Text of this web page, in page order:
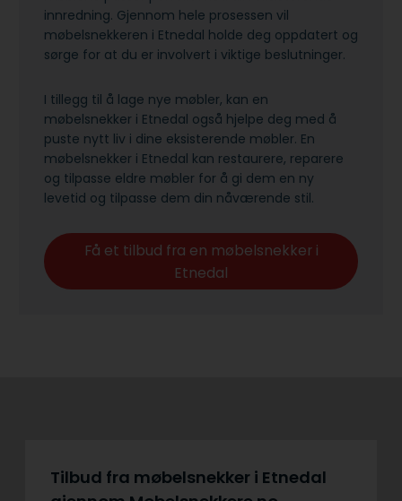
innredning. Gjennom hele prosessen vil
møbelsnekkeren i Etnedal holde deg oppdatert og
sørge for at du er involvert i viktige beslutninger.
I tillegg til å lage nye møbler, kan en
møbelsnekker i Etnedal også hjelpe deg med å
puste nytt liv i dine eksisterende møbler. En
møbelsnekker i Etnedal kan restaurere, reparere
og tilpasse eldre møbler for å gi dem en ny
levetid og tilpasse dem din nåværende stil.
Få et tilbud fra en møbelsnekker i
Etnedal
Tilbud fra møbelsnekker i Etnedal